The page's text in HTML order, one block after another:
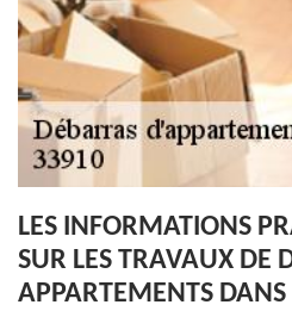
LES INFORMATIONS
SUR LES TRAVAUX DE
APPARTEMENTS DANS